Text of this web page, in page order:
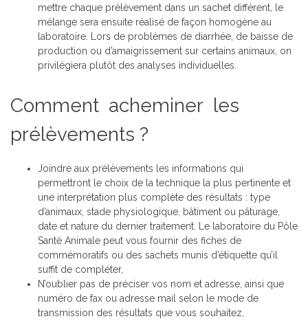
mettre chaque prélèvement dans un sachet différent, le
mélange sera ensuite réalisé de façon homogène au
laboratoire. Lors de problèmes de diarrhée, de baisse de
production ou d’amaigrissement sur certains animaux, on
privilégiera plutôt des analyses individuelles.
Comment acheminer les
prélèvements ?
Joindre aux prélèvements les informations qui
permettront le choix de la technique la plus pertinente et
une interprétation plus complète des résultats : type
d’animaux, stade physiologique, bâtiment ou pâturage,
date et nature du dernier traitement. Le laboratoire du Pôle
Santé Animale peut vous fournir des fiches de
commémoratifs ou des sachets munis d’étiquette qu’il
suffit de compléter,
N’oublier pas de préciser vos nom et adresse, ainsi que
numéro de fax ou adresse mail selon le mode de
transmission des résultats que vous souhaitez,